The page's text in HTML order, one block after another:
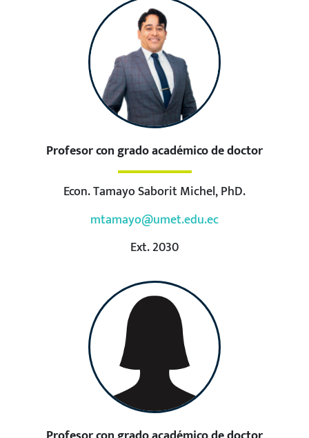
Profesor con grado académico de doctor
Econ. Tamayo Saborit Michel, PhD.
mtamayo@umet.edu.ec
Ext. 2030